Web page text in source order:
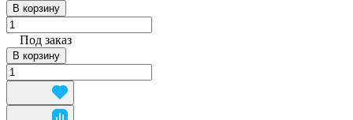
В корзину
Под заказ
В корзину